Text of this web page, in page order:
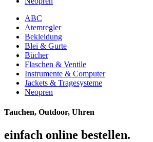
ABC
Atemregler
Bekleidung
Blei & Gurte
Bücher
Flaschen & Ventile
Instrumente & Computer
Jackets & Tragesysteme
Neopren
Tauchen, Outdoor, Uhren
einfach online bestellen.